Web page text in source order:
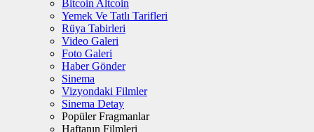
Bitcoin Altcoin
Yemek Ve Tatlı Tarifleri
Rüya Tabirleri
Video Galeri
Foto Galeri
Haber Gönder
Sinema
Vizyondaki Filmler
Sinema Detay
Popüler Fragmanlar
Haftanın Filmleri